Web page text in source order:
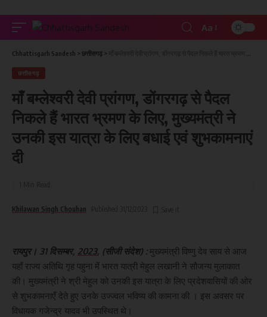
Aa
Chhattisgarh Sandesh > छत्तीसगढ़ >
छत्तीसगढ़
माँ बम्लेश्वरी देवी प्रांगण, डोंगरगढ़ से पैदल
निकले हैं भारत भ्रमण के लिए, मुख्यमंत्री ने
उनकी इस यात्रा के लिए बधाई एवं शुभकामनाएं
दी
Khilawan Singh Chouhan
रायपुर। 31 दिसम्बर, 2023, (सीजी संदेश) :मुख्यमंत्री विष्णु देव साय से आज
यहाँ राज्य अतिथि गृह पहुना में भारत यात्री मेहुल लखानी ने सौजन्य मुलाकात
की। मुख्यमंत्री ने श्री मेहुल को उनकी इस यात्रा के लिए प्रदेशवासियों की ओर
से शुभकामनाएँ देते हुए उनके उज्ज्वल भविष्य की कामना की । इस अवसर पर
विधायक गजेन्द्र यादव भी उपस्थित थे।